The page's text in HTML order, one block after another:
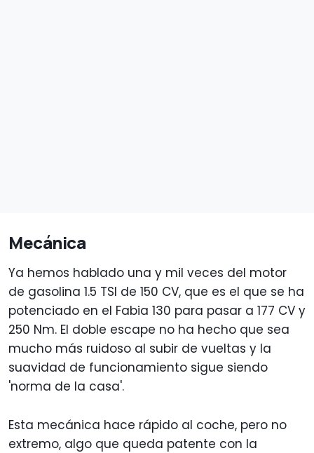
Mecánica
Ya hemos hablado una y mil veces del motor
de gasolina 1.5 TSI de 150 CV, que es el que se ha
potenciado en el Fabia 130 para pasar a 177 CV y
250 Nm. El doble escape no ha hecho que sea
mucho más ruidoso al subir de vueltas y la
suavidad de funcionamiento sigue siendo
'norma de la casa'.
Esta mecánica hace rápido al coche, pero no
extremo, algo que queda patente con la